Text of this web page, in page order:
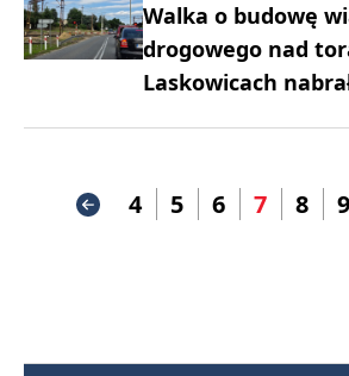
Walka o budowę
drogowego nad
Laskowicach
4 5 6 7 8 9